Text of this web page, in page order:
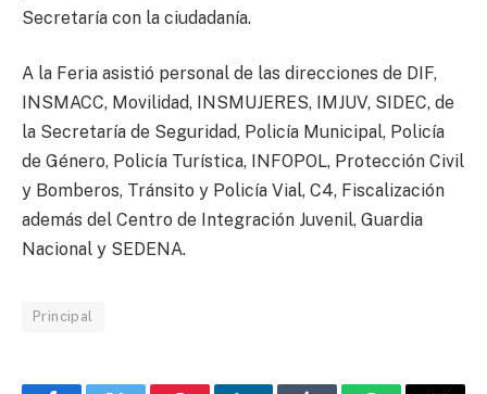
Secretaría con la ciudadanía.
A la Feria asistió personal de las direcciones de DIF,
INSMACC, Movilidad, INSMUJERES, IMJUV, SIDEC, de
la Secretaría de Seguridad, Policía Municipal, Policía
de Género, Policía Turística, INFOPOL, Protección Civil
y Bomberos, Tránsito y Policía Vial, C4, Fiscalización
además del Centro de Integración Juvenil, Guardia
Nacional y SEDENA.
Principal